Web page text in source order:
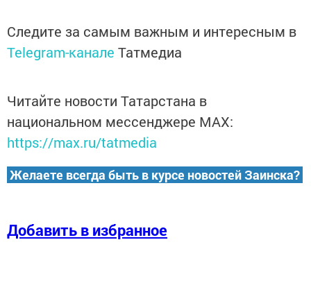
Следите за самым важным и интересным в
Telegram-канале Татмедиа
Читайте новости Татарстана в
национальном мессенджере MАХ:
https://max.ru/tatmedia
Желаете всегда быть в курсе новостей Заинска?
Добавить в избранное